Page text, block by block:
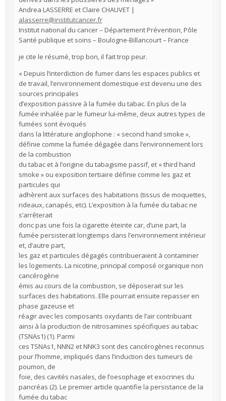
Andrea LASSERRE et Claire CHAUVET |
alasserre@institutcancer.fr
Institut national du cancer – Département Prévention, Pôle
Santé publique et soins – Boulogne-Billancourt – France
je cite le résumé, trop bon, il fait trop peur.
« Depuis l’interdiction de fumer dans les espaces publics et
de travail, l’environnement domestique est devenu une des
sources principales
d’exposition passive à la fumée du tabac. En plus de la
fumée inhalée par le fumeur lui-même, deux autres types de
fumées sont évoqués
dans la littérature anglophone : « second hand smoke »,
définie comme la fumée dégagée dans l’environnement lors
de la combustion
du tabac et à l’origine du tabagisme passif, et « third hand
smoke » ou exposition tertiaire définie comme les gaz et
particules qui
adhèrent aux surfaces des habitations (tissus de moquettes,
rideaux, canapés, etc). L’exposition à la fumée du tabac ne
s’arrêterait
donc pas une fois la cigarette éteinte car, d’une part, la
fumée persisterait longtemps dans l’environnement intérieur
et, d’autre part,
les gaz et particules dégagés contribueraient à contaminer
les logements. La nicotine, principal composé organique non
cancérogène
émis au cours de la combustion, se déposerait sur les
surfaces des habitations. Elle pourrait ensuite repasser en
phase gazeuse et
réagir avec les composants oxydants de l’air contribuant
ainsi à la production de nitrosamines spécifiques au tabac
(TSNAs1) (1). Parmi
ces TSNAs1, NNN2 et NNK3 sont des cancérogènes reconnus
pour l’homme, impliqués dans l’induction des tumeurs de
poumon, de
foie, des cavités nasales, de l’oesophage et exocrines du
pancréas (2). Le premier article quantifie la persistance de la
fumée du tabac